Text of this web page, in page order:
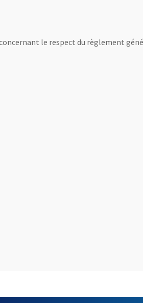
le respect du règlement